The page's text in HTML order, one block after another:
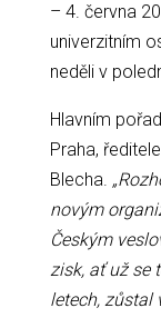
– 4. června
univerzitním
neděli v
Hlavním
Praha,
Blecha.
novým
Českým
zisk, ať už se
letech, zůstal